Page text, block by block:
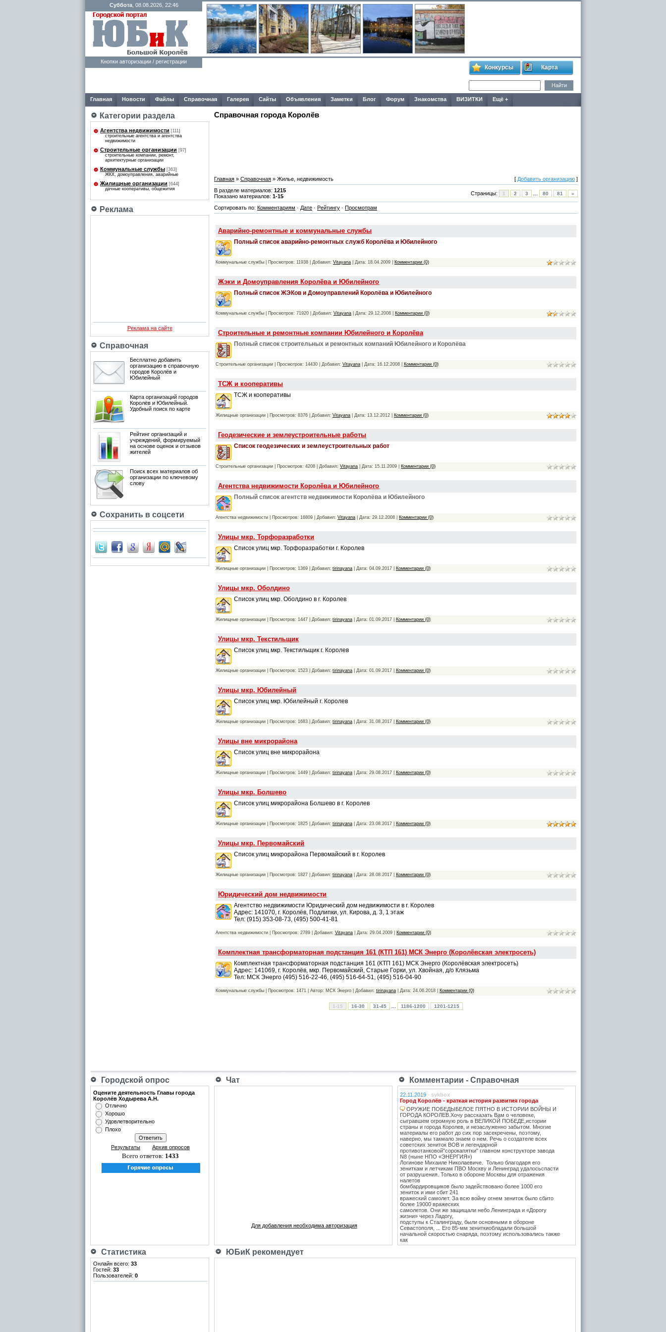
Суббота, 08.08.2026, 22:46
Кнопки авторизации / регистрации
Конкурсы Карта
Главная Новости Файлы Справочная Галерея Сайты Объявления Заметки Блог Форум Знакомства ВИЗИТКИ Ещё +
Категории раздела
Агентства недвижимости [111]
строительные агентства и агентства
недвижимости
Строительные организации [97]
строительные компании, ремонт,
архитектурные организации
Коммунальные службы [363]
ЖКХ, домоуправления, аварийные
Жилищные организации [644]
дачные кооперативы, общежития
Реклама
Реклама на сайте
Справочная
Бесплатно добавить
организацию в справочную
городов Королёв и
Юбилейный
Карта организаций городов
Королёв и Юбилейный.
Удобный поиск по карте
Рейтинг организаций и
учреждений, формируемый
на основе оценок и отзывов
жителей
Поиск всех материалов об
организации по ключевому
слову
Сохранить в соцсети
Справочная города Королёв
Главная » Справочная » Жилье, недвижимость [ Добавить организацию ]
В разделе материалов: 1215
Показано материалов: 1-15 Страницы: 1 2 3 80 81 »
Сортировать по: Комментариям · Дате · Рейтингу · Просмотрам
Аварийно-ремонтные и коммунальные службы
Полный список аварийно-ремонтных служб Королёва и Юбилейного
Коммунальные службы | Просмотров: 11938 | Добавил: Vitayana | Дата: 18.04.2009 Комментарии (0)
Жэки и Домоуправления Королёва и Юбилейного
Полный список ЖЭКов и Домоуправлений Королёва и Юбилейного
Коммунальные службы | Просмотров: 71920 | Добавил: Vitayana | Дата: 29.12.2008 Комментарии (0)
Строительные и ремонтные компании Юбилейного и Королёва
Полный список строительных и ремонтных компаний Юбилейного и Королёва
Строительные организации | Просмотров: 14430 | Добавил: Vitayana | Дата: 16.12.2008 Комментарии (0)
ТСЖ и кооперативы
ТСЖ и кооперативы
Жилищные организации | Просмотров: 8376 | Добавил: Vitayana | Дата: 13.12.2012 Комментарии (0)
Геодезические и землеустроительные работы
Список геодезических и землеустроительных работ
Строительные организации | Просмотров: 4208 | Добавил: Vitayana | Дата: 15.11.2009 Комментарии (0)
Агентства недвижимости Королёва и Юбилейного
Полный список агентств недвижимости Королёва и Юбилейного
Агентства недвижимости | Просмотров: 16809 | Добавил: Vitayana | Дата: 29.12.2008 Комментарии (0)
Улицы мкр. Торфоразработки
Список улиц мкр. Торфоразработки г. Королев
Жилищные организации | Просмотров: 1369 | Добавил: tirinayana | Дата: 04.09.2017 Комментарии (0)
Улицы мкр. Оболдино
Список улиц мкр. Оболдино в г. Королев
Жилищные организации | Просмотров: 1447 | Добавил: tirinayana | Дата: 01.09.2017 Комментарии (0)
Улицы мкр. Текстильщик
Список улиц мкр. Текстильщик г. Королев
Жилищные организации | Просмотров: 1523 | Добавил: tirinayana | Дата: 01.09.2017 Комментарии (0)
Улицы мкр. Юбилейный
Список улиц мкр. Юбилейный г. Королев
Жилищные организации | Просмотров: 1683 | Добавил: tirinayana | Дата: 31.08.2017 Комментарии (0)
Улицы вне микрорайона
Список улиц вне микрорайона
Жилищные организации | Просмотров: 1449 | Добавил: tirinayana | Дата: 29.08.2017 Комментарии (0)
Улицы мкр. Болшево
Список улиц микрорайона Болшево в г. Королев
Жилищные организации | Просмотров: 1825 | Добавил: tirinayana | Дата: 23.08.2017 Комментарии (0)
Улицы мкр. Первомайский
Список улиц микрорайона Первомайский в г. Королев
Жилищные организации | Просмотров: 1827 | Добавил: tirinayana | Дата: 28.08.2017 Комментарии (0)
Юридический дом недвижимости
Агентство недвижимости Юридический дом недвижимости в г. Королев
Адрес: 141070, г. Королёв, Подлипки, ул. Кирова, д. 3, 1 этаж
Тел: (915) 353-08-73, (495) 500-41-81
Агентства недвижимости | Просмотров: 2789 | Добавил: Vitayana | Дата: 29.04.2009 Комментарии (0)
Комплектная трансформаторная подстанция 161 (КТП 161) МСК Энерго (Королёвская электросеть)
Комплектная трансформаторная подстанция 161 (КТП 161) МСК Энерго (Королёвская электросеть)
Адрес: 141069, г. Королёв, мкр. Первомайский, Старые Горки, ул. Хвойная, д/о Клязьма
Тел: МСК Энерго (495) 516-22-46, (495) 516-64-51, (495) 516-04-90
Коммунальные службы | Просмотров: 1471 | Автор: МСК Энерго | Добавил: tirinayana | Дата: 24.06.2018 Комментарии (0)
1-15 16-30 31-45 1186-1200 1201-1215
Городской опрос Чат Комментарии - Справочная
Оцените деятельность Главы города
Королёв Ходырева А.Н.
Отлично
Хорошо
Удовлетворительно
Плохо
Результаты Архив опросов
Всего ответов: 1433
Для добавления необходима авторизация
22.11.2019 - svkbox
Город Королёв - краткая история развития города
ОРУЖИЕ ПОБЕДЫБЕЛОЕ ПЯТНО В ИСТОРИИ ВОЙНЫ И
ГОРОДА КОРОЛЕВ.Хочу рассказать Вам о человеке,
сыгравшем огромную роль в ВЕЛИКОЙ ПОБЕДЕ,истории
страны и города Королев, и незаслуженно забытом. Многие
материалы его работ до сих пор засекречены, поэтому,
наверно, мы такмало знаем о нем. Речь о создателе всех
советских зениток ВОВ и легендарной
противотанковой"сорокапятки" главном конструкторе завода
N8 (ныне НПО «ЭНЕРГИЯ»)
Логинове Михаиле Николаевиче. Только благодаря его
зениткам и летчикам ПВО Москву и Ленинград удалосьспасти
от разрушения. Только в обороне Москвы для отражения
налетов
бомбардировщиков было задействовано более 1000 его
зениток и ими сбит 241
вражеский самолет. За всю войну огнем зениток было сбито
более 19000 вражеских
самолетов. Они же защищали небо Ленинграда и «Дорогу
жизни» через Ладогу,
подступы к Сталинграду, были основными в обороне
Севастополя, ... Его 85-мм зениткиобладали большой
начальной скоростью снаряда, поэтому использовались также
как
противотанковые, на прямую наводку для борьбы с тяжёлыми
Пантера. С 1943 года после Курской битвы и испытательных
Статистика ЮБиК рекомендует
Онлайн всего: 33
Гостей: 33
Пользователей: 0